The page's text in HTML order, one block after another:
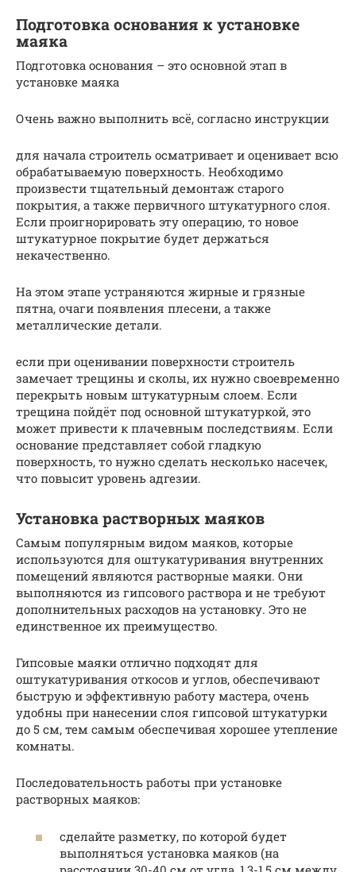
Подготовка основания к установке
маяка
Подготовка основания – это основной этап в
установке маяка
Очень важно выполнить всё, согласно инструкции
для начала строитель осматривает и оценивает всю
обрабатываемую поверхность. Необходимо
произвести тщательный демонтаж старого
покрытия, а также первичного штукатурного слоя.
Если проигнорировать эту операцию, то новое
штукатурное покрытие будет держаться
некачественно.
На этом этапе устраняются жирные и грязные
пятна, очаги появления плесени, а также
металлические детали.
если при оценивании поверхности строитель
замечает трещины и сколы, их нужно своевременно
перекрыть новым штукатурным слоем. Если
трещина пойдёт под основной штукатуркой, это
может привести к плачевным последствиям. Если
основание представляет собой гладкую
поверхность, то нужно сделать несколько насечек,
что повысит уровень адгезии.
Установка растворных маяков
Самым популярным видом маяков, которые
используются для оштукатуривания внутренних
помещений являются растворные маяки. Они
выполняются из гипсового раствора и не требуют
дополнительных расходов на установку. Это не
единственное их преимущество.
Гипсовые маяки отлично подходят для
оштукатуривания откосов и углов, обеспечивают
быструю и эффективную работу мастера, очень
удобны при нанесении слоя гипсовой штукатурки
до 5 см, тем самым обеспечивая хорошее утепление
комнаты.
Последовательность работы при установке
растворных маяков:
сделайте разметку, по которой будет
выполняться установка маяков (на